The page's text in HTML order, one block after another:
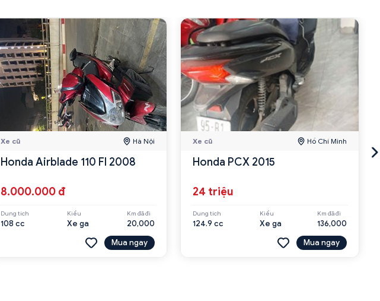
Xe cũ Hà Nội
Honda Airblade 110 FI 2008
8.000.000 đ
Dung tích
108 cc
Kiểu
Xe ga
Km đã đi
20,000
Mua ngay
Xe cũ Hồ Chí Minh
Honda PCX 2015
24 triệu
Dung tích
124.9 cc
Kiểu
Xe ga
Km đã đi
136,000
Mua ngay